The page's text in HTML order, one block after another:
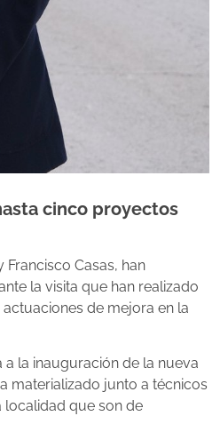
cinco proyectos
Casas, han
la visita que han realizado
de mejora en la
la inauguración de la nueva
materializado junto a técnicos
localidad que son de